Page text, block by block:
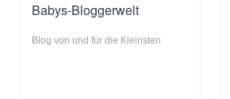
Babys-Bloggerwelt
Blog von und für die Kleinsten